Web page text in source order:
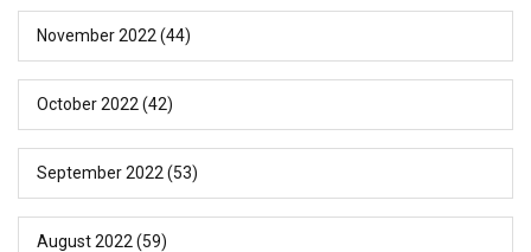
November 2022 (44)
October 2022 (42)
September 2022 (53)
August 2022 (59)